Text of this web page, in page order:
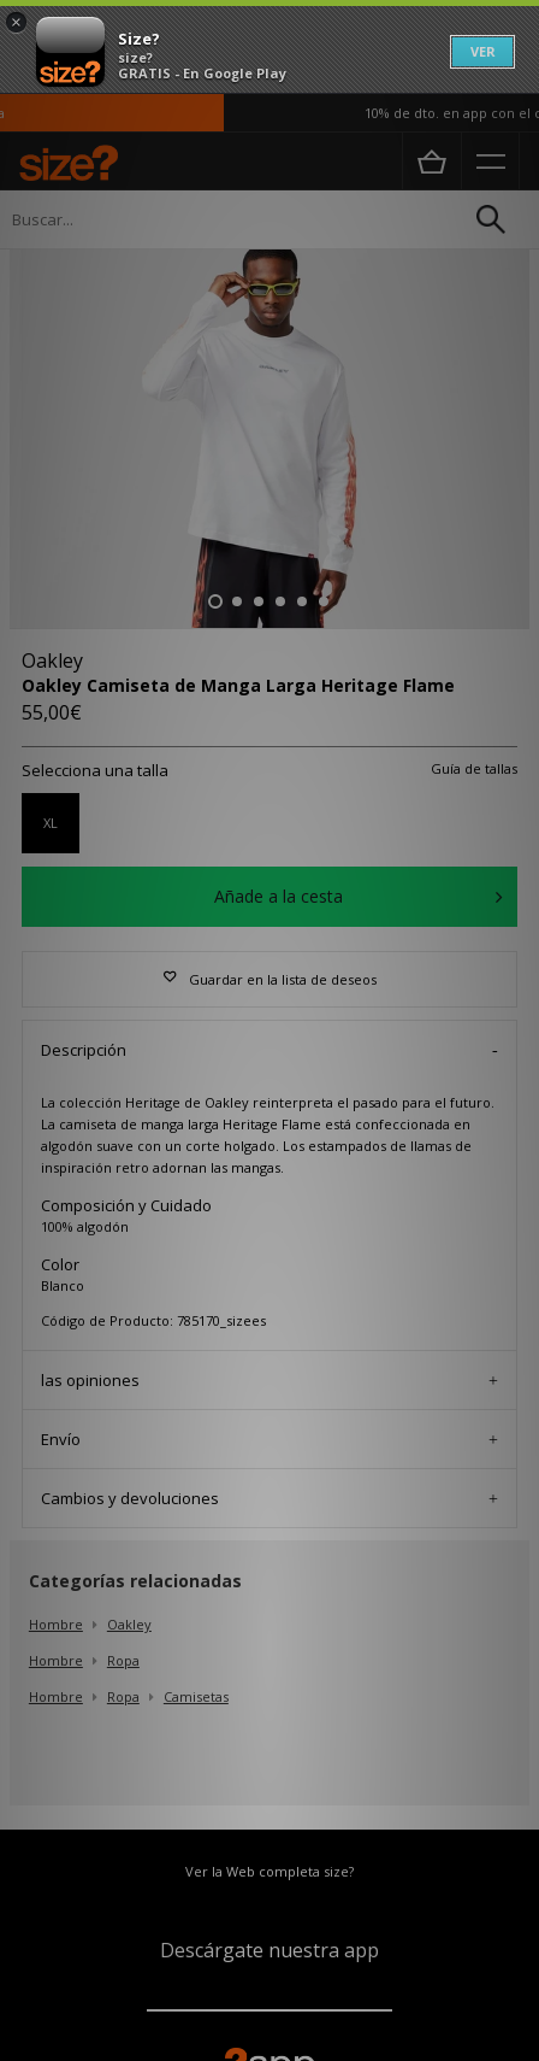
×
Size?
size?
GRATIS - En Google Play
VER
10% de dto. en app con el
Página principal
Oakley
Oakley Camiseta de Manga Larga Heritage Flame
55,00€
Guía de tallas
Selecciona una talla
XL
Añade a la cesta
Guardar en la lista de deseos
Descripción
La colección Heritage de Oakley reinterpreta el pasado para el futuro.
La camiseta de manga larga Heritage Flame está confeccionada en
algodón suave con un corte holgado. Los estampados de llamas de
inspiración retro adornan las mangas.
Composición y Cuidado
100% algodón
Color
Blanco
Código de Producto: 785170_sizees
las opiniones
Envío
Cambios y devoluciones
Categorías relacionadas
Hombre
Oakley
Hombre
Ropa
Hombre
Ropa Camisetas
Ver la Web completa size?
Descárgate nuestra app